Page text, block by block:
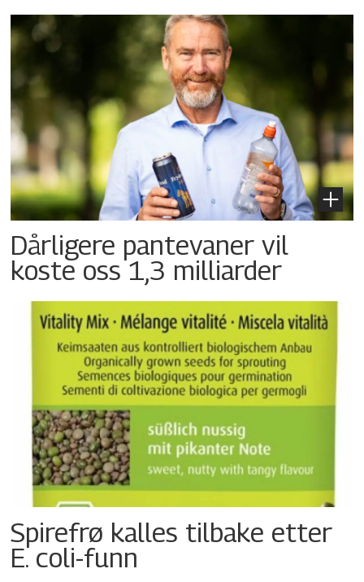
Dårligere pantevaner vil
koste oss 1,3 milliarder
Spirefrø kalles tilbake etter
E. coli-funn